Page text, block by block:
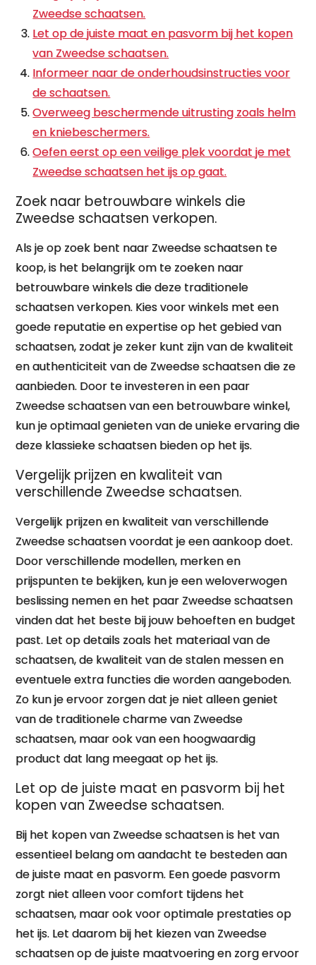
Zweedse schaatsen.
Let op de juiste maat en pasvorm bij het kopen
van Zweedse schaatsen.
Informeer naar de onderhoudsinstructies voor
de schaatsen.
Overweeg beschermende uitrusting zoals helm
en kniebeschermers.
Oefen eerst op een veilige plek voordat je met
Zweedse schaatsen het ijs op gaat.
Zoek naar betrouwbare winkels die
Zweedse schaatsen verkopen.
Als je op zoek bent naar Zweedse schaatsen te
koop, is het belangrijk om te zoeken naar
betrouwbare winkels die deze traditionele
schaatsen verkopen. Kies voor winkels met een
goede reputatie en expertise op het gebied van
schaatsen, zodat je zeker kunt zijn van de kwaliteit
en authenticiteit van de Zweedse schaatsen die ze
aanbieden. Door te investeren in een paar
Zweedse schaatsen van een betrouwbare winkel,
kun je optimaal genieten van de unieke ervaring die
deze klassieke schaatsen bieden op het ijs.
Vergelijk prijzen en kwaliteit van
verschillende Zweedse schaatsen.
Vergelijk prijzen en kwaliteit van verschillende
Zweedse schaatsen voordat je een aankoop doet.
Door verschillende modellen, merken en
prijspunten te bekijken, kun je een weloverwogen
beslissing nemen en het paar Zweedse schaatsen
vinden dat het beste bij jouw behoeften en budget
past. Let op details zoals het materiaal van de
schaatsen, de kwaliteit van de stalen messen en
eventuele extra functies die worden aangeboden.
Zo kun je ervoor zorgen dat je niet alleen geniet
van de traditionele charme van Zweedse
schaatsen, maar ook van een hoogwaardig
product dat lang meegaat op het ijs.
Let op de juiste maat en pasvorm bij het
kopen van Zweedse schaatsen.
Bij het kopen van Zweedse schaatsen is het van
essentieel belang om aandacht te besteden aan
de juiste maat en pasvorm. Een goede pasvorm
zorgt niet alleen voor comfort tijdens het
schaatsen, maar ook voor optimale prestaties op
het ijs. Let daarom bij het kiezen van Zweedse
schaatsen op de juiste maatvoering en zorg ervoor